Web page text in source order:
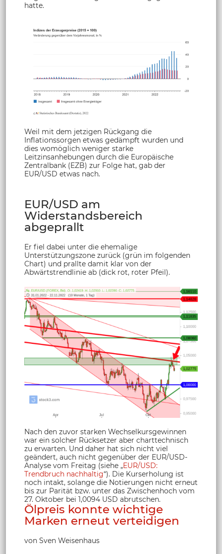
hatte.
Weil mit dem jetzigen Rückgang die
Inflationssorgen etwas gedämpft wurden und
dies womöglich weniger starke
Leitzinsanhebungen durch die Europäische
Zentralbank (EZB) zur Folge hat, gab der
EUR/USD etwas nach.
EUR/USD am
Widerstandsbereich
abgeprallt
Er fiel dabei unter die ehemalige
Unterstützungszone zurück (grün im folgenden
Chart) und prallte damit klar von der
Abwärtstrendlinie ab (dick rot, roter Pfeil).
Nach den zuvor starken Wechselkursgewinnen
war ein solcher Rücksetzer aber charttechnisch
zu erwarten. Und daher hat sich nicht viel
geändert, auch nicht gegenüber der EUR/USD-
Analyse vom Freitag (siehe „EUR/USD:
Trendbruch nachhaltig“). Die Kurserholung ist
noch intakt, solange die Notierungen nicht erneut
bis zur Parität bzw. unter das Zwischenhoch vom
27. Oktober bei 1,0094 USD abrutschen.
Ölpreis konnte wichtige
Marken erneut verteidigen
von Sven Weisenhaus